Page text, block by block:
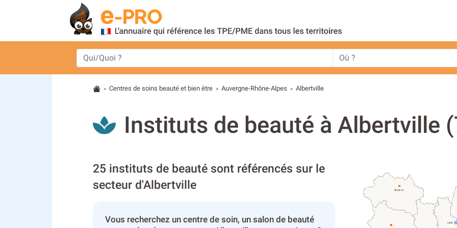
> Centres de soins beauté et bien être > Auvergne-Rhône-Alpes > Albertville
Instituts de beauté à Albertville
25 instituts de beauté sont référencés sur le
secteur d'Albertville
Vous recherchez un centre de soin, un salon de beauté